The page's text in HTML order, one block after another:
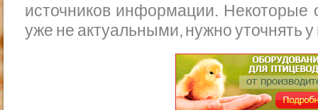
источников информации. Некоторые
уже не актуальными, нужно уточнять